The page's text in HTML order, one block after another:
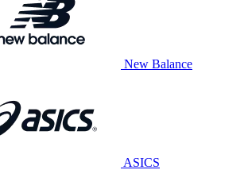
New Balance
ASICS